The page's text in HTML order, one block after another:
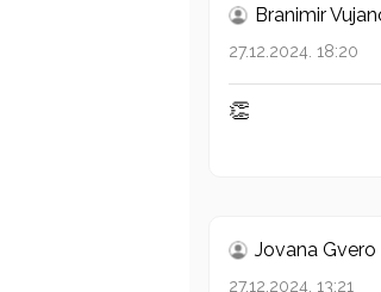
Branimir
27.12.2024. 18:20
👏
Jovana Gvero
27.12.2024. 13:21